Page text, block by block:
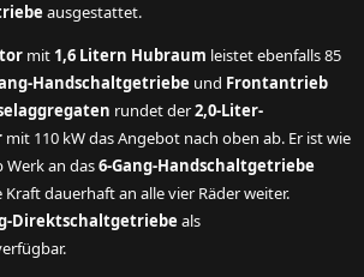
ausgestattet.
mit 1,6 Litern Hubraum leistet ebenfalls 85
Handschaltgetriebe und Frontantrieb
rundet der2,0-Liter-
mit 110 kW das Angebot nach oben ab. Er ist wie
Werk an das6-Gang-Handschaltgetriebe
dauerhaft an alle vier Räder weiter.
Direktschaltgetriebe als